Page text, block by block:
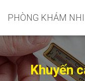
PHÒNG KHÁM
Khuyến